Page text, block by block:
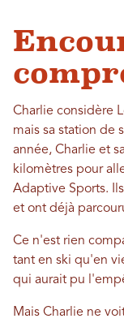
Charlie considère
mais sa station de
année, Charlie et
kilomètres pour
Adaptive Sports.
et ont déjà
Ce n'est rien
tant en ski qu'en
qui aurait pu
Mais Charlie ne